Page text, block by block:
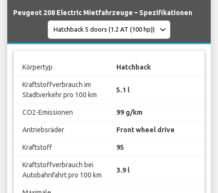
Peugeot 208 Electric Mietfahrzeuge – Spezifikationen
Körpertyp Hatchback
Kraftstoffverbrauch im
Stadtverkehr pro 100 km
5.1 l
CO2-Emissionen 99 g/km
Antriebsräder Front wheel drive
Kraftstoff 95
Kraftstoffverbrauch bei
Autobahnfahrt pro 100 km
3.9 l